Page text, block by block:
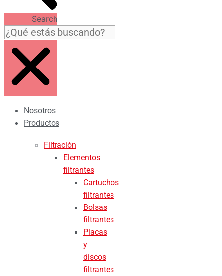
Search
Nosotros
Productos
Filtración
Elementos
filtrantes
Cartuchos
filtrantes
Bolsas
filtrantes
Placas
y
discos
filtrantes